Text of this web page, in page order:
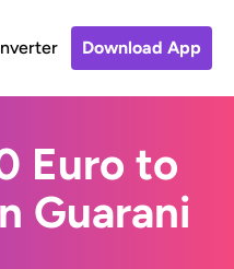
Download App
Euro to
Guarani